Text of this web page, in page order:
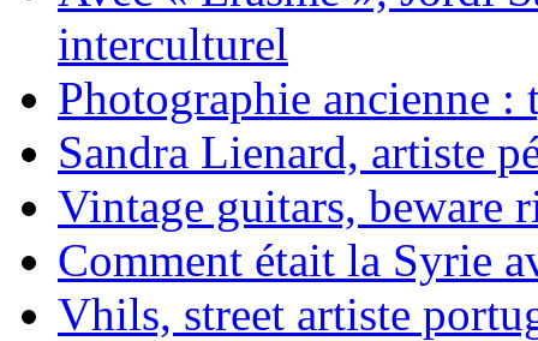
interculturel
Photographie ancienne :
Sandra Lienard, artiste
Vintage guitars, beware
Comment était la Syrie
Vhils, street artiste